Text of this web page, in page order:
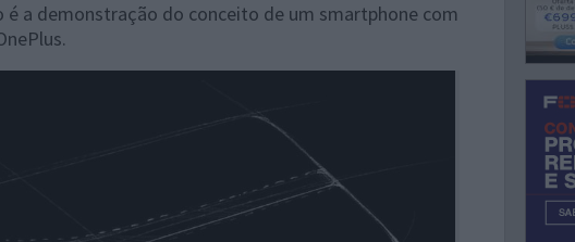
a demonstração do conceito de um smartphone com